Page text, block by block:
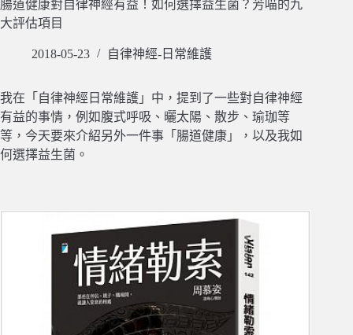
腸道健康對自律神經有益！如何選擇益生菌？芳喵的九
大評估項目
2018-05-23 自律神經-日常維護
我在「自律神經日常維護」中，提到了一些對自律神經
有益的事情，例如腹式呼吸、曬太陽、散步、瑜珈等
等，今天要來介紹另外一件事「腸道健康」，以及我如
何選擇益生菌。